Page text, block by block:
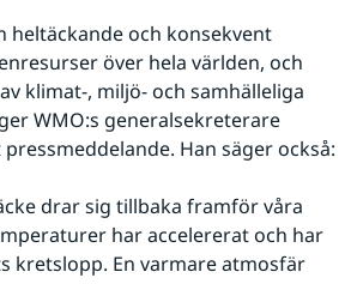
heltäckande och konsekvent
över hela världen, och
klimat-, miljö- och samhälleliga
WMO:s generalsekreterare
Han säger också:
drar sig tillbaka framför våra
har accelererat och har
kretslopp. En varmare atmosfär